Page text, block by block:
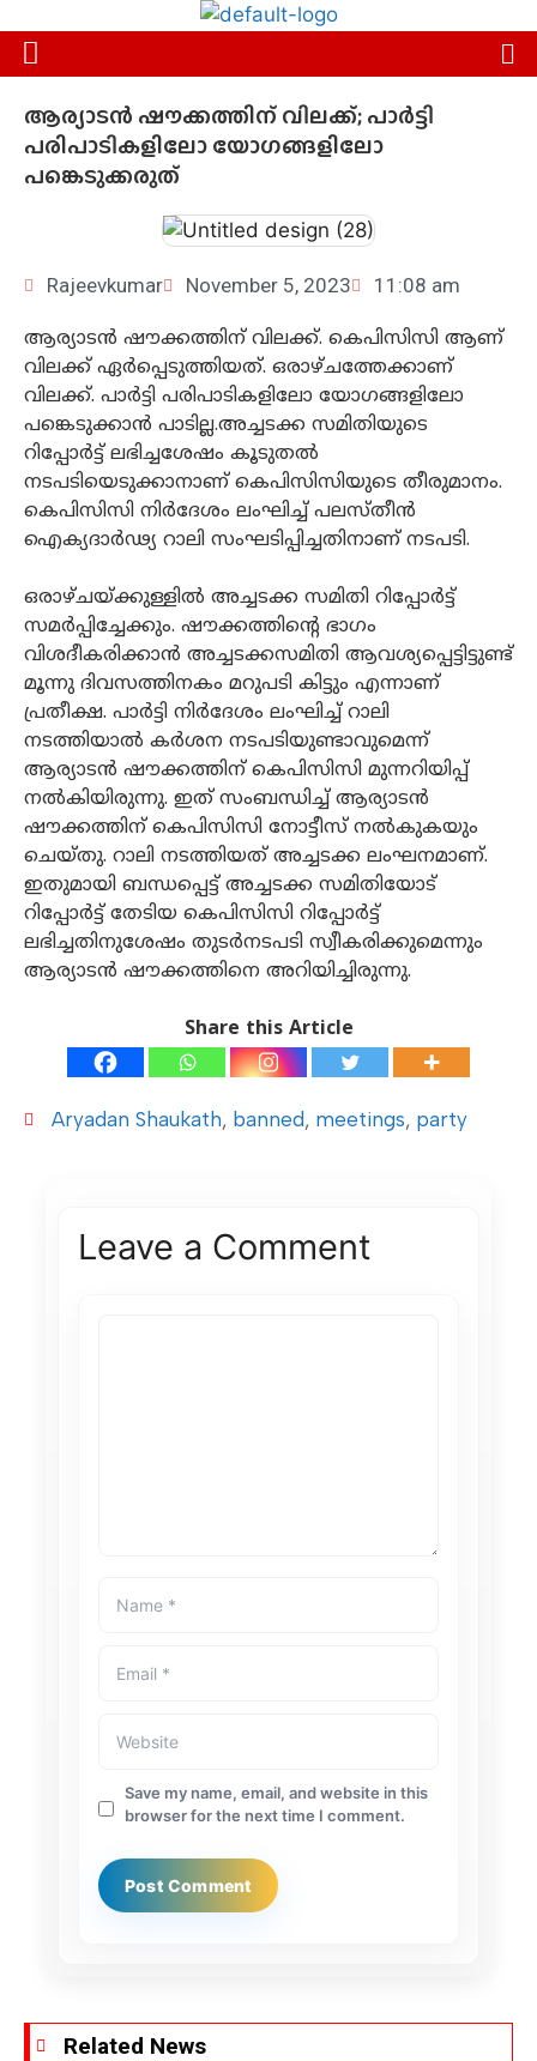
ആര്യാടൻ ഷൗക്കത്തിന് വിലക്ക്; പാർട്ടി
പരിപാടികളിലോ യോഗങ്ങളിലോ
പങ്കെടുക്കരുത്
Rajeevkumar November 5, 2023 11:08 am
ആര്യാടൻ ഷൗക്കത്തിന് വിലക്ക്. കെപിസിസി ആണ്
വിലക്ക് ഏർപ്പെടുത്തിയത്. ഒരാഴ്ചത്തേക്കാണ്
വിലക്ക്. പാർട്ടി പരിപാടികളിലോ യോഗങ്ങളിലോ
പങ്കെടുക്കാൻ പാടില്ല.അച്ചടക്ക സമിതിയുടെ
റിപ്പോർട്ട് ലഭിച്ചശേഷം കൂടുതൽ
നടപടിയെടുക്കാനാണ് കെപിസിസിയുടെ തീരുമാനം.
കെപിസിസി നിർദേശം ലംഘിച്ച് പലസ്തീൻ
ഐക്യദാർഢ്യ റാലി സംഘടിപ്പിച്ചതിനാണ് നടപടി.
ഒരാഴ്ചയ്ക്കുള്ളിൽ അച്ചടക്ക സമിതി റിപ്പോർട്ട്
സമർപ്പിച്ചേക്കും. ഷൗക്കത്തിന്റെ ഭാഗം
വിശദീകരിക്കാൻ അച്ചടക്കസമിതി ആവശ്യപ്പെട്ടിട്ടുണ്ട്
മൂന്നു ദിവസത്തിനകം മറുപടി കിട്ടും എന്നാണ്
പ്രതീക്ഷ. പാര്‍ട്ടി നിര്‍ദേശം ലംഘിച്ച് റാലി
നടത്തിയാല്‍ കര്‍ശന നടപടിയുണ്ടാവുമെന്ന്
ആര്യാടന്‍ ഷൗക്കത്തിന് കെപിസിസി മുന്നറിയിപ്പ്
നല്‍കിയിരുന്നു. ഇത് സംബന്ധിച്ച് ആര്യാടൻ
ഷൗക്കത്തിന് കെപിസിസി നോട്ടീസ് നൽകുകയും
ചെയ്തു. റാലി നടത്തിയത് അച്ചടക്ക ലംഘനമാണ്.
ഇതുമായി ബന്ധപ്പെട്ട് അച്ചടക്ക സമിതിയോട്
റിപ്പോർട്ട് തേടിയ കെപിസിസി റിപ്പോർട്ട്
ലഭിച്ചതിനുശേഷം തുടർനടപടി സ്വീകരിക്കുമെന്നും
ആര്യാടൻ ഷൗക്കത്തിനെ അറിയിച്ചിരുന്നു.
Share this Article
Aryadan Shaukath, banned, meetings, party
Leave a Comment
Save my name, email, and website in this
browser for the next time I comment.
Related News